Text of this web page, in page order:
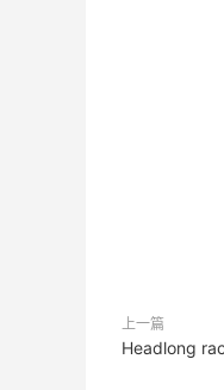
上一篇
Headlong